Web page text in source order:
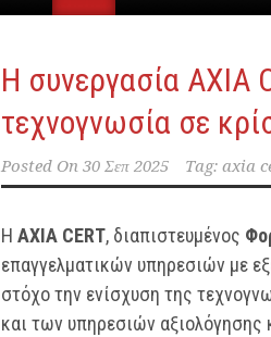
H συνεργασία AXIA
τεχνογνωσία σε
Posted On 30 Σεπ 2025 Tag: axia
Η AXIA CERT, διαπιστευμένος
επαγγελματικών υπηρεσιών με
στόχο την ενίσχυση της
και των υπηρεσιών αξιολόγησης